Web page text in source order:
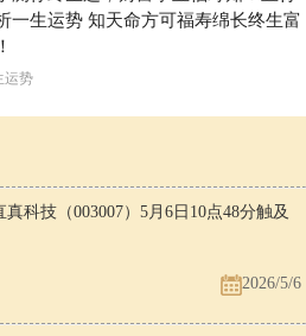
一生运势 知天命方可福寿绵长终生富
运势
科技（003007）5月6日10点48分触及
2026/5/6